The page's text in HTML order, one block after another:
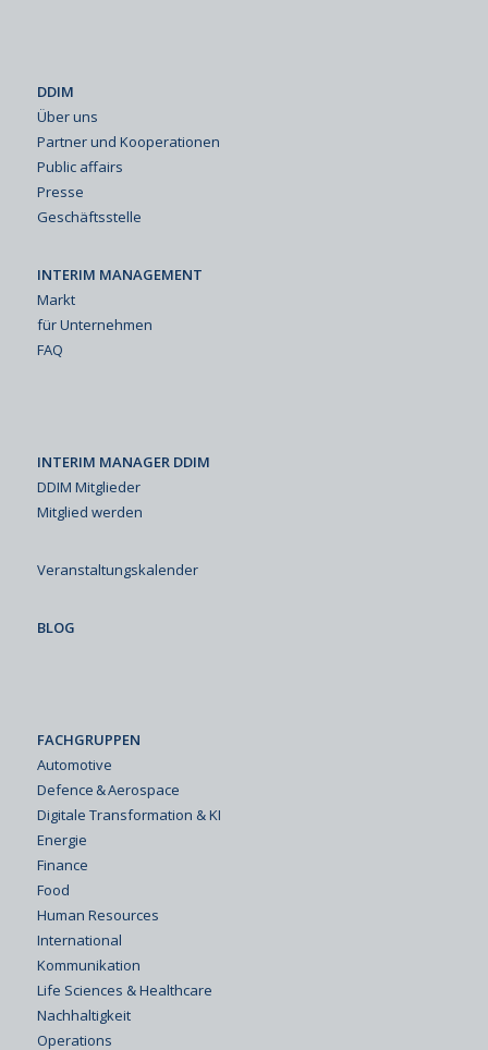
DDIM
Über uns
Partner und Kooperationen
Public affairs
Presse
Geschäftsstelle
INTERIM MANAGEMENT
Markt
für Unternehmen
FAQ
INTERIM MANAGER DDIM
DDIM Mitglieder
Mitglied werden
Veranstaltungskalender
BLOG
FACHGRUPPEN
Automotive
Defence & Aerospace
Digitale Transformation & KI
Energie
Finance
Food
Human Resources
International
Kommunikation
Life Sciences & Healthcare
Nachhaltigkeit
Operations